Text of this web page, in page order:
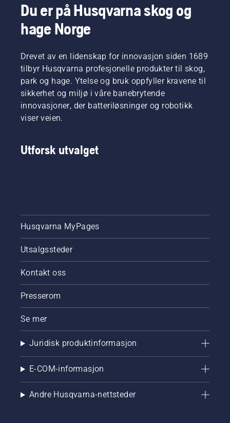
batteridrevne
håndholdte
verktøy
hos
Du er på Husqvarna skog og
hage Norge
Drevet av en lidenskap for innovasjon siden 1689
tilbyr Husqvarna profesjonelle produkter til skog,
park og hage. Ytelse og bruk oppfyller kravene til
sikkerhet og miljø i våre banebrytende
innovasjoner, der batteriløsninger og robotikk
viser veien.
Utforsk utvalget
Husqvarna MyPages
Utsalgssteder
Kontakt oss
Presserom
Se mer
Juridisk produktinformasjon
E-COM-informasjon
Andre Husqvarna-nettsteder